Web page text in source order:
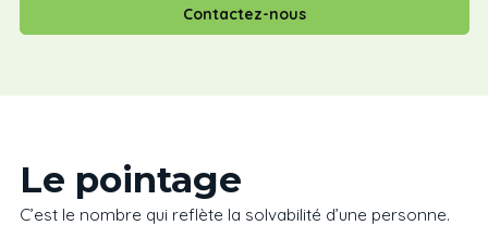
Contactez-nous
Le pointage
C’est le nombre qui reflète la solvabilité d’une personne.